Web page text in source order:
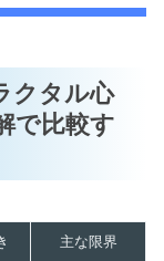
クタル心
で比較す
主な限界